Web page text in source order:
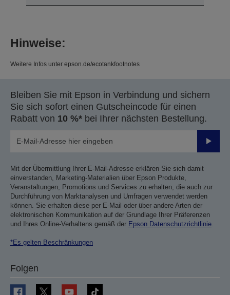
Hinweise:
Weitere Infos unter epson.de/ecotankfootnotes
Bleiben Sie mit Epson in Verbindung und sichern
Sie sich sofort einen Gutscheincode für einen
Rabatt von 10 %* bei Ihrer nächsten Bestellung.
Mit der Übermittlung Ihrer E-Mail-Adresse erklären Sie sich damit
einverstanden, Marketing-Materialien über Epson Produkte,
Veranstaltungen, Promotions und Services zu erhalten, die auch zur
Durchführung von Marktanalysen und Umfragen verwendet werden
können. Sie erhalten diese per E-Mail oder über andere Arten der
elektronischen Kommunikation auf der Grundlage Ihrer Präferenzen
und Ihres Online-Verhaltens gemäß der Epson Datenschutzrichtlinie
*Es gelten Beschränkungen
Folgen